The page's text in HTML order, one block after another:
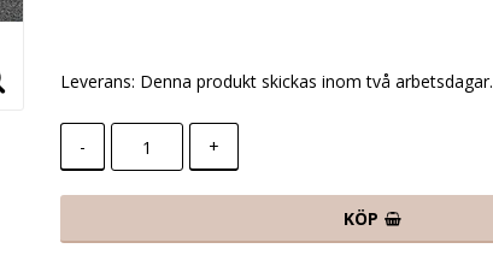
Leverans: Denna produkt skickas inom två arbetsdagar.
- +
KÖP